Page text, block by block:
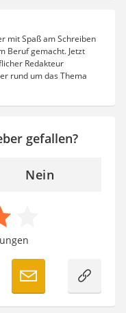
mit Spaß am Schreiben
Beruf gemacht. Jetzt
Redakteur
rund um das Thema
gefallen?
Nein